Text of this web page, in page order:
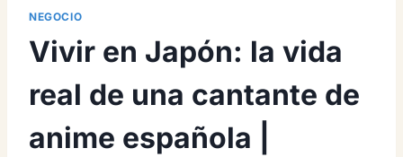
NEGOCIO
Vivir en Japón: la vida
real de una cantante de
anime española |